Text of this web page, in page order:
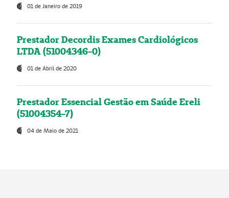
01 de Janeiro de 2019
Prestador Decordis Exames Cardiológicos
LTDA (51004346-0)
01 de Abril de 2020
Prestador Essencial Gestão em Saúde Ereli
(51004354-7)
04 de Maio de 2021